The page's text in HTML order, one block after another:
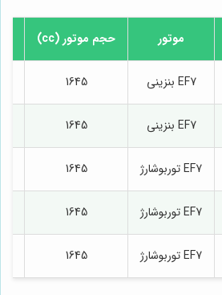
موتور حجم موتور (cc)
EF7 بنزینی 1645
EF7 بنزینی 1645
EF7 توربوشارژ 1645
EF7 توربوشارژ 1645
EF7 توربوشارژ 1645